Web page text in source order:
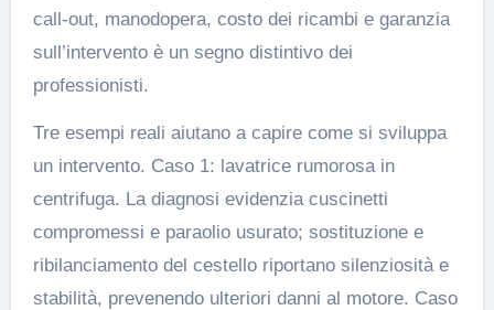
call-out, manodopera, costo dei ricambi e garanzia
sull’intervento è un segno distintivo dei
professionisti.
Tre esempi reali aiutano a capire come si sviluppa
un intervento. Caso 1: lavatrice rumorosa in
centrifuga. La diagnosi evidenzia cuscinetti
compromessi e paraolio usurato; sostituzione e
ribilanciamento del cestello riportano silenziosità e
stabilità, prevenendo ulteriori danni al motore. Caso